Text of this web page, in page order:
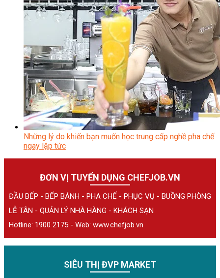
Những lý do khiến bạn muốn học trung cấp nghề pha chế
ngay lập tức
ĐƠN VỊ TUYỂN DỤNG CHEFJOB.VN
ĐẦU BẾP - BẾP BÁNH - PHA CHẾ - PHỤC VỤ - BUỒNG PHÒNG
LỄ TÂN - QUẢN LÝ NHÀ HÀNG - KHÁCH SẠN
Hotline: 1900 2175 - Web: www.chefjob.vn
SIÊU THỊ ĐVP MARKET